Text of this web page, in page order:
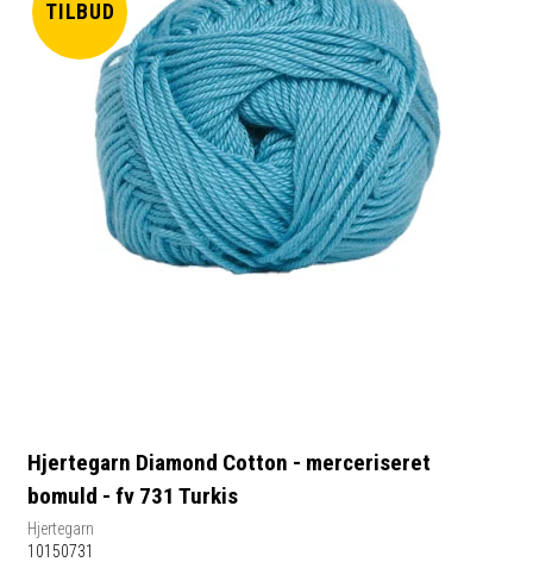
TILBUD
Hjertegarn Diamond Cotton - merceriseret
bomuld - fv 731 Turkis
Hjertegarn
10150731